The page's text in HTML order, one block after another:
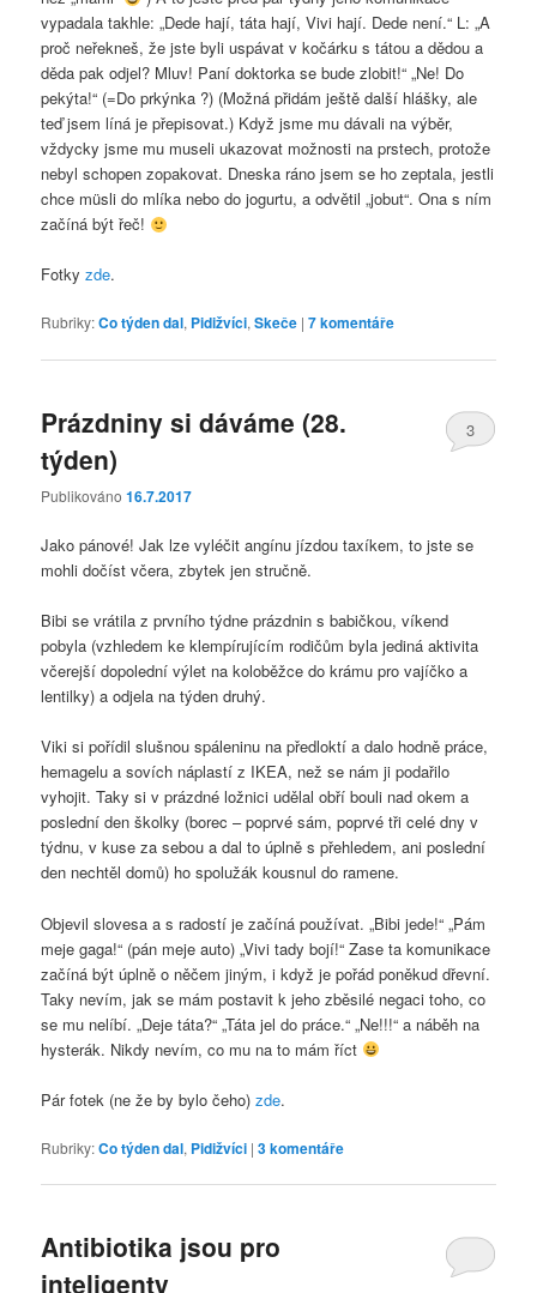
vypadala takhle: „Dede hají, táta hají, Vivi hají. Dede není.“ L: „A
proč neřekneš, že jste byli uspávat v kočárku s tátou a dědou a
děda pak odjel? Mluv! Paní doktorka se bude zlobit!“ „Ne! Do
pekýta!“ (=Do prkýnka ?) (Možná přidám ještě další hlášky, ale
teď jsem líná je přepisovat.) Když jsme mu dávali na výběr,
vždycky jsme mu museli ukazovat možnosti na prstech, protože
nebyl schopen zopakovat. Dneska ráno jsem se ho zeptala, jestli
chce müsli do mlíka nebo do jogurtu, a odvětil „jobut“. Ona s ním
začíná být řeč!
Fotkyzde.
Rubriky:Co týden dal, Pidižvíci,Skeče |7komentáře
Prázdniny si dáváme (28.
týden)
Publikováno16.7.2017
3
Jako pánové! Jak lze vyléčit angínu jízdou taxíkem, to jste se
mohli dočíst včera, zbytek jen stručně.
Bibi se vrátila z prvního týdne prázdnin s babičkou, víkend
pobyla (vzhledem ke klempírujícím rodičům byla jediná aktivita
včerejší dopolední výlet na koloběžce do krámu pro vajíčko a
lentilky) a odjela na týden druhý.
Viki si pořídil slušnou spáleninu na předloktí a dalo hodně práce,
hemagelu a sovích náplastí z IKEA, než se nám ji podařilo
vyhojit. Taky si v prázdné ložnici udělal obří bouli nad okem a
poslední den školky (borec – poprvé sám, poprvé tři celé dny v
týdnu, v kuse za sebou a dal to úplně s přehledem, ani poslední
den nechtěl domů) ho spolužák kousnul do ramene.
Objevil slovesa a s radostí je začíná používat. „Bibi jede!“ „Pám
meje gaga!“ (pán meje auto) „Vivi tady bojí!“ Zase ta komunikace
začíná být úplně o něčem jiným, i když je pořád poněkud dřevní.
Taky nevím, jak se mám postavit k jeho zběsilé negaci toho, co
se mu nelíbí. „Deje táta?“ „Táta jel do práce.“ „Ne!!!“ a náběh na
hysterák. Nikdy nevím, co mu na to mám říct
Pár fotek (ne že by bylo čeho)zde.
Rubriky:Co týden dal, Pidižvíci |3komentáře
Antibiotika jsou pro
inteligenty